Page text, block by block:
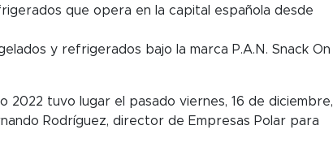
que opera en la capital española desde
y refrigerados bajo la marca P.A.N. Snack On
2022 tuvo lugar el pasado viernes, 16 de diciembre,
Rodríguez, director de Empresas Polar para